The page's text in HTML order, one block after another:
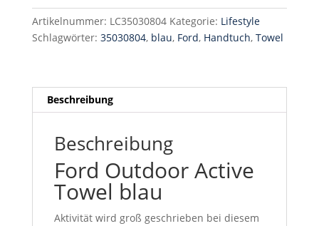
blau
35030804
Menge
Artikelnummer: LC35030804 Kategorie: Lifestyle
Schlagwörter: 35030804, blau, Ford, Handtuch, Towel
Beschreibung
Beschreibung
Ford Outdoor Active
Towel blau
Aktivität wird groß geschrieben bei diesem